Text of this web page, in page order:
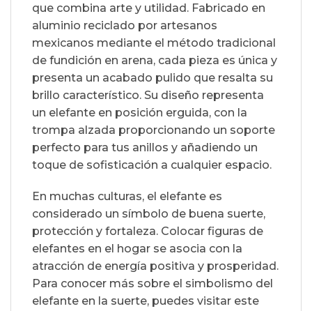
que combina arte y utilidad. Fabricado en
aluminio reciclado por artesanos
mexicanos mediante el método tradicional
de fundición en arena, cada pieza es única y
presenta un acabado pulido que resalta su
brillo característico. Su diseño representa
un elefante en posición erguida, con la
trompa alzada proporcionando un soporte
perfecto para tus anillos y añadiendo un
toque de sofisticación a cualquier espacio.
En muchas culturas, el elefante es
considerado un símbolo de buena suerte,
protección y fortaleza. Colocar figuras de
elefantes en el hogar se asocia con la
atracción de energía positiva y prosperidad.
Para conocer más sobre el simbolismo del
elefante en la suerte, puedes visitar este